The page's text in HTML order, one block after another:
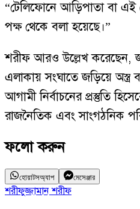
“টেলিফোনে আড়িপাতা বা এই
পক্ষ থেকে বলা হয়েছে।”
শরীফ আরও উল্লেখ করেছেন,
এলাকায় সংঘাতে জড়িয়ে অস্ত্র
আগামী নির্বাচনের প্রস্তুতি
রাজনৈতিক এবং সাংগঠনিক
ফলো করুন
হোয়াটসঅ্যাপ মেসেঞ্জার
শরীফুজ্জামান শরীফ